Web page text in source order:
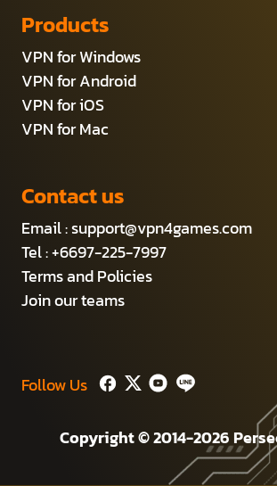
Products
VPN for Windows
VPN for Android
VPN for iOS
VPN for Mac
Contact us
Email :support@vpn4games.com
Tel : +6697-225-7997
Terms and Policies
Join our teams
Copyright © 2014-2026
Follow Us